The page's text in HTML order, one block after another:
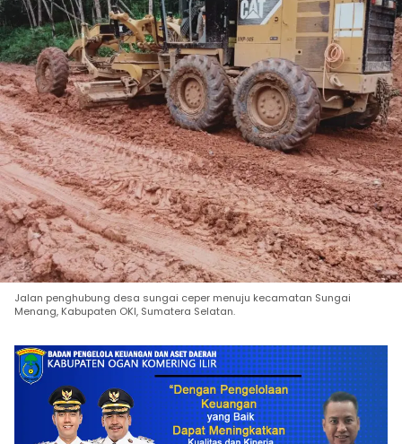
Jalan penghubung desa sungai ceper menuju kecamatan Sungai
Menang, Kabupaten OKI, Sumatera Selatan.